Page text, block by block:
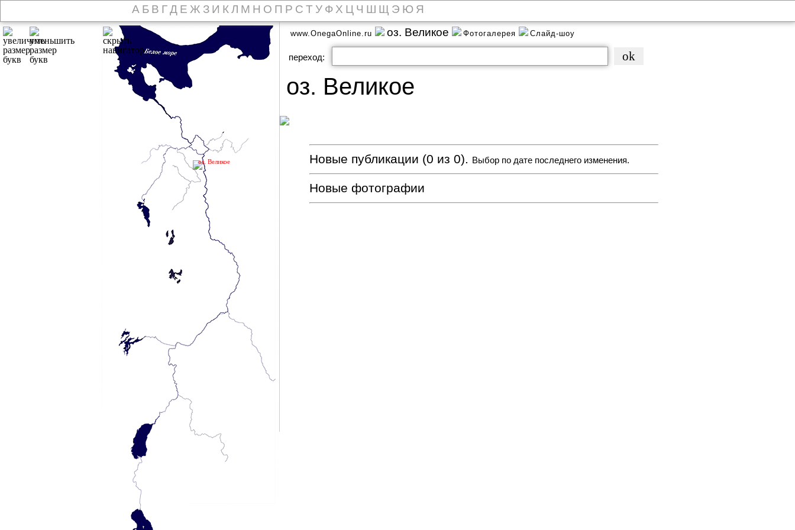
А Б В ГД Е Ж З И К Л М Н О П Р С Т У Ф Х Ц Ч Ш Щ Э Ю Я
оз. Великое
www.OnegaOnline.ru оз. Великое Фотогалерея Слайд-шоу
переход:
оз. Великое
Новые публикации (0 из 0). Выбор по дате последнего изменения.
Новые фотографии